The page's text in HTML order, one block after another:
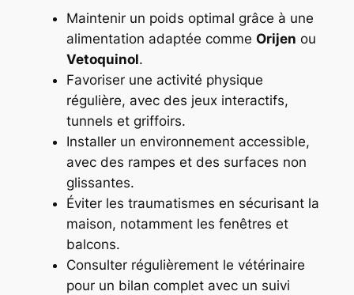
Maintenir un poids optimal grâce à une
alimentation adaptée comme Orijen ou
Vetoquinol.
Favoriser une activité physique
régulière, avec des jeux interactifs,
tunnels et griffoirs.
Installer un environnement accessible,
avec des rampes et des surfaces non
glissantes.
Éviter les traumatismes en sécurisant la
maison, notamment les fenêtres et
balcons.
Consulter régulièrement le vétérinaire
pour un bilan complet avec un suivi